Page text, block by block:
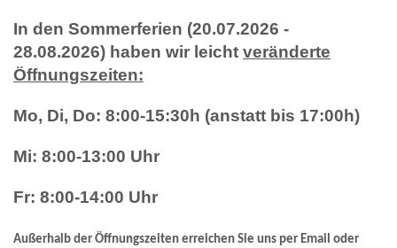
In den Sommerferien (20.07.2026 -
28.08.2026) haben wir leicht veränderte
Öffnungszeiten:
Mo, Di, Do: 8:00-15:30h (anstatt bis 17:00h)
Mi: 8:00-13:00 Uhr
Fr: 8:00-14:00 Uhr
Außerhalb der Öffnungszeiten erreichen Sie uns per Email oder